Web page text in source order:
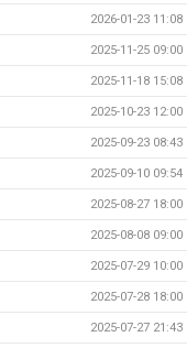
2026-01-23 11:08
2025-11-25 09:00
2025-11-18 15:08
2025-10-23 12:00
2025-09-23 08:43
2025-09-10 09:54
2025-08-27 18:00
2025-08-08 09:00
2025-07-29 10:00
2025-07-28 18:00
2025-07-27 21:43